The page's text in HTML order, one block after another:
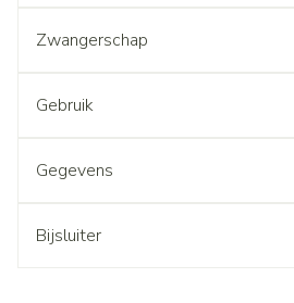
Zwangerschap
Gebruik
Gegevens
Bijsluiter